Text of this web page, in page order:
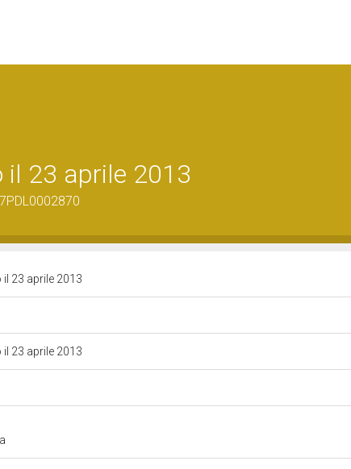
il 23 aprile 2013
23 aprile 2013
23 aprile 2013